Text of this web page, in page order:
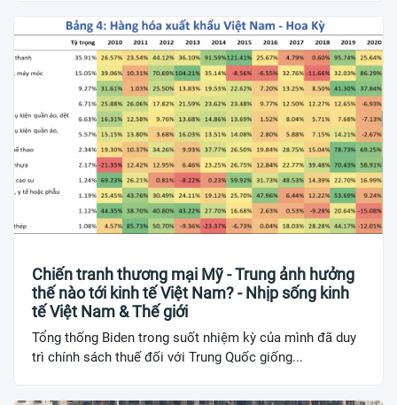
Chiến tranh thương mại Mỹ - Trung ảnh hưởng
thế nào tới kinh tế Việt Nam? - Nhịp sống kinh
tế Việt Nam & Thế giới
Tổng thống Biden trong suốt nhiệm kỳ của mình đã duy
trì chính sách thuế đối với Trung Quốc giống...